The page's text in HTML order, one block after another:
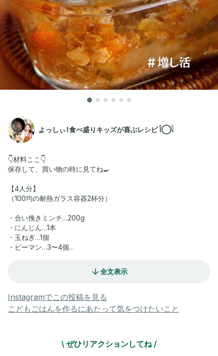
よっしぃ⌇食べ盛りキッズが喜ぶレシピ 𓌉◯𓇋
👇材料ここ👇
保存して、買い物の時に見てね🍳
【4人分】
（100均の耐熱ガラス容器2杯分）
・合い挽きミンチ…200g
・にんじん…1本
・玉ねぎ…1個
・ピーマン…3〜4個
・ケチャップ…大さじ3
・ウスターソース…大さじ1
・コンソメ…小さじ1
・餃子の皮…20枚
全文表示
Instagramでこの投稿を見る
こどもごはんを作るにあたって気をつけたいこと
\ ぜひリアクションしてね /